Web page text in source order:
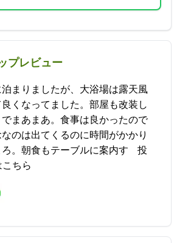
プレビュー
泊まりましたが、大浴場は露天風
くなってました。部屋も改装し
まあまあ。食事は良かったので
のは出てくるのに時間がかかり
食もテーブルに案内す… 2021-11-10 15:48:47投
ちら